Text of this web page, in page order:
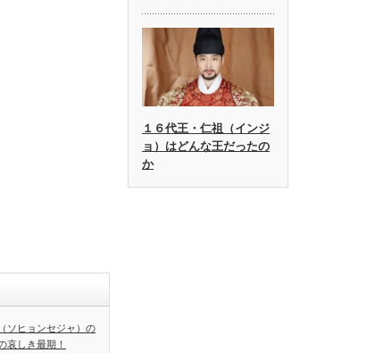
ソヒョンセジャ）の
哀しき最期！
１６代王・仁祖（インジ
ョ）はどんな王だったの
か